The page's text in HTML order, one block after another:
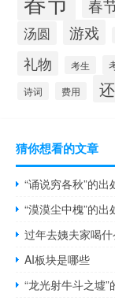
春
汤圆 游戏
礼物 考生
诗词 费用
猜你想看的文章
“诵说穷各秋”的出
“漠漠尘中槐”的出
过年去姨夫家喝什
AI板块是哪些
“龙光射牛斗之墟”